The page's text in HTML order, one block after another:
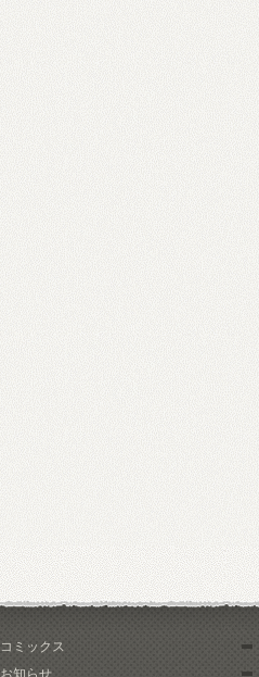
コミックス
お知らせ